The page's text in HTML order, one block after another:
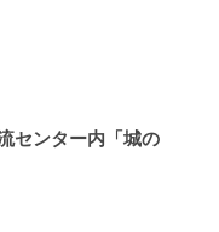
センター内「城の